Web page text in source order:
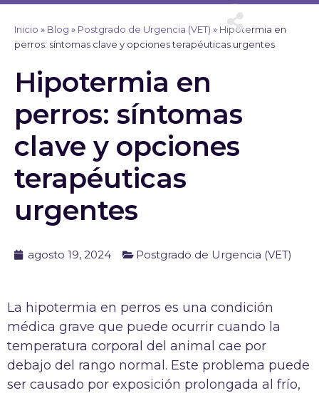
Ir
contenido
Inicio » Blog » Postgrado de Urgencia (VET) » Hipotermia en
perros: síntomas clave y opciones terapéuticas urgentes
Hipotermia en
perros: síntomas
clave y opciones
terapéuticas
urgentes
agosto 19, 2024 Postgrado de Urgencia (VET)
La hipotermia en perros es una condición
médica grave que puede ocurrir cuando la
temperatura corporal del animal cae por
debajo del rango normal. Este problema puede
ser causado por exposición prolongada al frío,